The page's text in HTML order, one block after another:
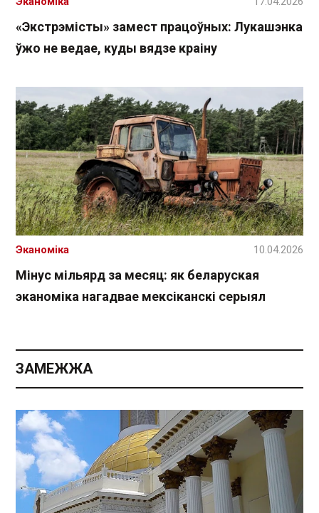
«Экстрэмісты» замест працоўных: Лукашэнка
ўжо не ведае, куды вядзе краіну
Мінус мільярд за месяц: як беларуская
эканоміка нагадвае мексіканскі серыял
Эканоміка 10.04.2026
ЗАМЕЖЖА